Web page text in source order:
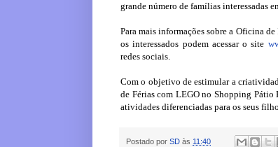
grande número de famílias interessadas
Para mais informações sobre a Oficina
os interessados podem acessar o site
redes sociais.
Com o objetivo de estimular a
de Férias com LEGO no Shopping
atividades diferenciadas para os seus
Postado por SD às 11:40